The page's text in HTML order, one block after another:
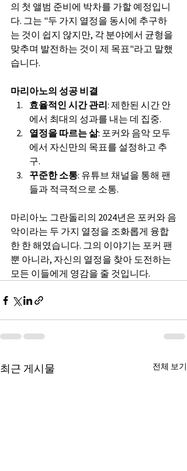
의 첫 앨범 준비에 박차를 가할 예정입니
다. 그는 "두 가지 열정을 동시에 추구하
는 것이 쉽지 않지만, 각 분야에서 균형을
맞추며 발전하는 것이 제 목표"라고 말했
습니다.
마리아노의 성공 비결
효율적인 시간 관리: 제한된 시간 안
에서 최대의 성과를 내는 데 집중.
열정을 따르는 삶: 포커와 음악 모두
에서 자신만의 목표를 설정하고 추
구.
꾸준한 소통: 유튜브 채널을 통해 팬
들과 적극적으로 소통.
마리아노 그란돌리의 2024년은 포커와 음
악이라는 두 가지 열정을 조화롭게 융합
한 한 해였습니다. 그의 이야기는 포커 팬
뿐 아니라, 자신의 열정을 찾아 도전하는
모든 이들에게 영감을 줄 것입니다.
최근 게시물 전체 보기